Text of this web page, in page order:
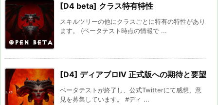
[D4 beta] クラス特有特性
スキルツリーの他にクラスごとに特有の特性があり
ます。 (ベータテスト時点の情報で ...
[D4] ディアブロIV 正式版への期待と要望
ベータテストが終了し、公式Twitterにて感想、意
見を募集しています。 #ディ ...